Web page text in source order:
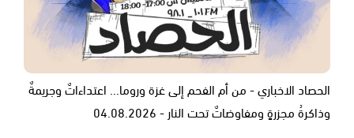
الحصاد الاخباري - من أم الفحم إلى غزة وروما... اعتداءاتٌ وجريمةٌ
وذاكرةُ مجزرةٍ ومفاوضاتٌ تحت النار - 04.08.2026